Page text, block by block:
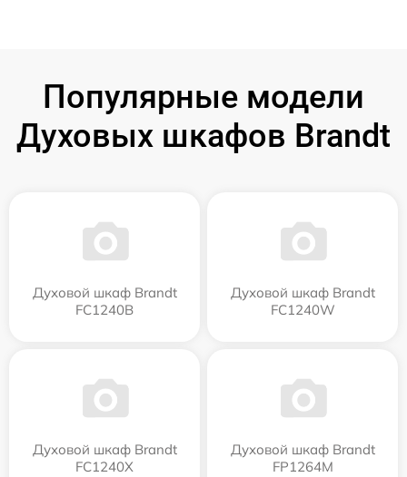
Популярные модели
Духовых шкафов Brandt
Духовой шкаф Brandt
FC1240B
Духовой шкаф Brandt
FC1240W
Духовой шкаф Brandt
FC1240X
Духовой шкаф Brandt
FP1264M